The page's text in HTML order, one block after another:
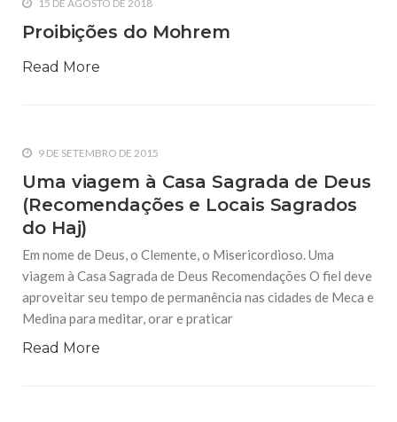
15 DE AGOSTO DE 2018
Proibições do Mohrem
Read More
9 DE SETEMBRO DE 2015
Uma viagem à Casa Sagrada de Deus
(Recomendações e Locais Sagrados
do Haj)
Em nome de Deus, o Clemente, o Misericordioso. Uma
viagem à Casa Sagrada de Deus Recomendações O fiel deve
aproveitar seu tempo de permanência nas cidades de Meca e
Medina para meditar, orar e praticar
Read More